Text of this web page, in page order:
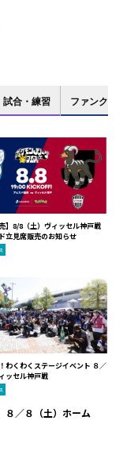
試合・練習 ファンクラブ
】8/8（土）ヴィッセル神戸戦
立見席販売のお知らせ
わくわくステージイベント ８／
ッセル神戸戦
８／８（土）ホーム